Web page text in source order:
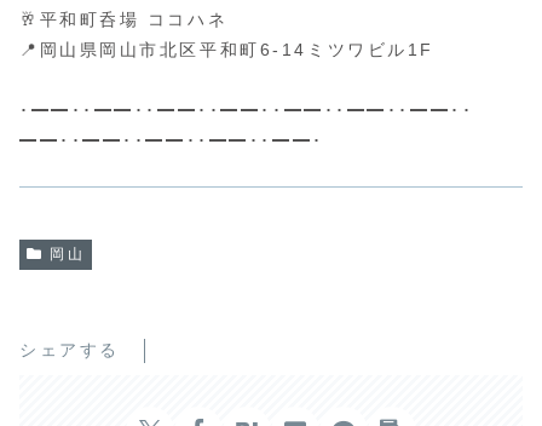
🥂平和町呑場 ココハネ
📍岡山県岡山市北区平和町6-14ミツワビル1F
･━━･･━━･･━━･･━━･･━━･･━━･･━━･･
━━･･━━･･━━･･━━･･━━･
岡山
シェアする